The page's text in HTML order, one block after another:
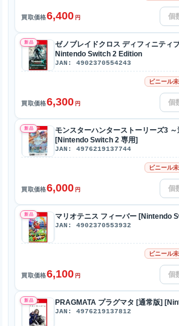
買取価格6,400 円
新品
ゼノブレイドクロス ディフィニティ
Nintendo Switch 2 Edition
JAN: 4902370554243
ビニール
買取価格6,300 円
新品
モンスターハンターストーリーズ3 ～
[Nintendo Switch 2 専用]
JAN: 4976219137744
ビニール
買取価格6,000 円
新品 マリオテニス フィーバー [Nintendo
JAN: 4902370553932
ビニール
買取価格6,100 円
新品 PRAGMATA プラグマタ [通常版]
JAN: 4976219137812